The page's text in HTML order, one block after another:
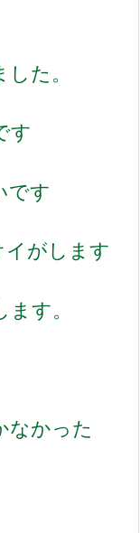
た。
す
です
がします
す。
かった